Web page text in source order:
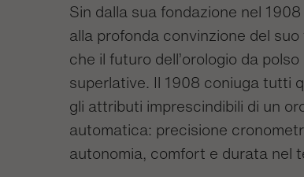
Sin dalla sua fondazione nel
alla profonda convinzione del
che il futuro dell’orologio da
superlative. Il 1908 coniuga tutti
gli attributi imprescindibili di un
automatica: precisione
autonomia, comfort e durata nel